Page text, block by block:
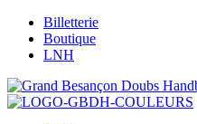
Billetterie
Boutique
LNH